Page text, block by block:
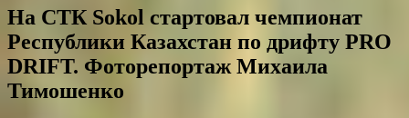
На СТК Sokol cтартовал чемпионат
Республики Казахстан по дрифту PRO
DRIFT. Фоторепортаж Михаила
Тимошенко